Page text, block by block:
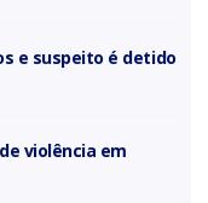
e suspeito é detido
violência em